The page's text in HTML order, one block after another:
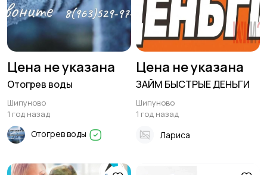
Цена не указана
Отогрев воды
Шипуново
1 год назад
Отогрев воды
Цена не указана
ЗАЙМ БЫСТРЫЕ ДЕНЬГИ
Шипуново
1 год назад
Лариса